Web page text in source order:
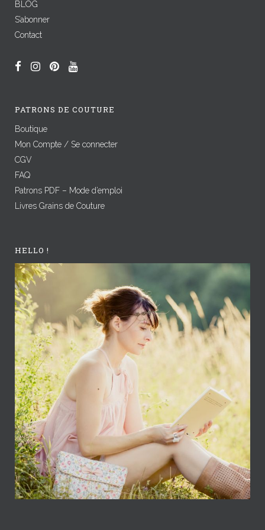
BLOG
S’abonner
Contact
PATRONS DE COUTURE
Boutique
Mon Compte / Se connecter
CGV
FAQ
Patrons PDF – Mode d’emploi
Livres Grains de Couture
HELLO !